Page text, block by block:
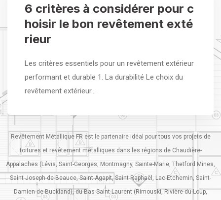
6 critères à considérer pour c
hoisir le bon revêtement exté
rieur
Les critères essentiels pour un revêtement extérieur
performant et durable 1. La durabilité Le choix du
revêtement extérieur…
Revêtement Métallique FR est le partenaire idéal pour tous vos projets de
toitures et revêtement métalliques dans les régions de Chaudière-
Appalaches (Lévis, Saint-Georges, Montmagny, Sainte-Marie, Thetford Mines,
Saint-Joseph-de-Beauce, Saint-Agapit, Saint-Raphaël, Lac-Etchemin, Saint-
Damien-de-Buckland), du Bas-Saint-Laurent (Rimouski, Rivière-du-Loup,